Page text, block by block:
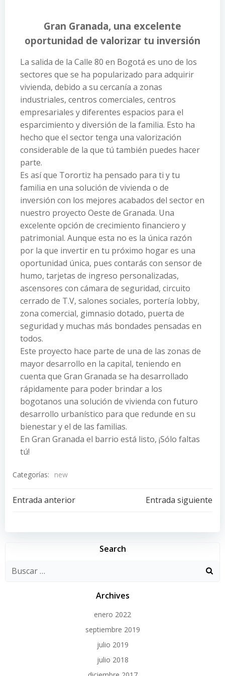
Gran Granada, una excelente
oportunidad de valorizar tu inversión
La salida de la Calle 80 en Bogotá es uno de los
sectores que se ha popularizado para adquirir
vivienda, debido a su cercanía a zonas
industriales, centros comerciales, centros
empresariales y diferentes espacios para el
esparcimiento y diversión de la familia. Esto ha
hecho que el sector tenga una valorización
considerable de la que tú también puedes hacer
parte.
Es así que Torortiz ha pensado para ti y tu
familia en una solución de vivienda o de
inversión con los mejores acabados del sector en
nuestro proyecto Oeste de Granada. Una
excelente opción de crecimiento financiero y
patrimonial. Aunque esta no es la única razón
por la que invertir en tu próximo hogar es una
oportunidad única, pues contarás con sensor de
humo, tarjetas de ingreso personalizadas,
ascensores con cámara de seguridad, circuito
cerrado de T.V, salones sociales, portería lobby,
zona comercial, gimnasio dotado, puerta de
seguridad y muchas más bondades pensadas en
todos.
Este proyecto hace parte de una de las zonas de
mayor desarrollo en la capital, teniendo en
cuenta que Gran Granada se ha desarrollado
rápidamente para poder brindar a los
bogotanos una solución de vivienda con futuro
desarrollo urbanístico para que redunde en su
bienestar y el de las familias.
En Gran Granada el barrio está listo, ¡Sólo faltas
tú!
Categorías: new
Navegación
de
Entrada anterior
Navegación
de
entradas
Entrada siguiente
Search
Archives
enero 2022
septiembre 2019
julio 2019
julio 2018